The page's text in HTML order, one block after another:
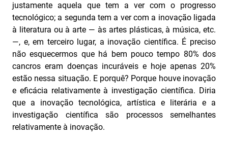
justamente aquela que tem a ver com o progresso
tecnológico; a segunda tem a ver com a inovação ligada
à literatura ou à arte — às artes plásticas, à música, etc.
—, e, em terceiro lugar, a inovação científica. É preciso
não esquecermos que há bem pouco tempo 80% dos
cancros eram doenças incuráveis e hoje apenas 20%
estão nessa situação. E porquê? Porque houve inovação
e eficácia relativamente à investigação científica. Diria
que a inovação tecnológica, artística e literária e a
investigação científica são processos semelhantes
relativamente à inovação.